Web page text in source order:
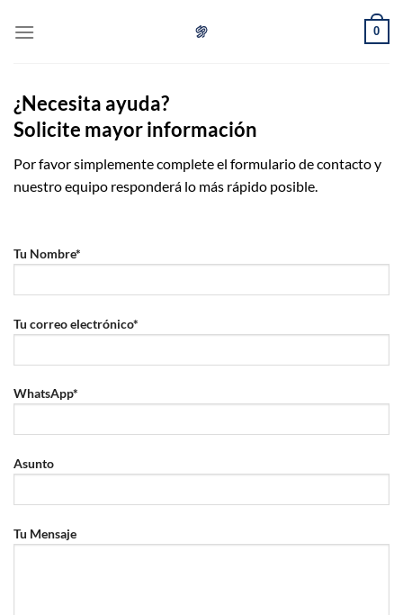
0
¿Necesita ayuda?
Solicite mayor información
Por favor simplemente complete el formulario de contacto y
nuestro equipo responderá lo más rápido posible.
Tu Nombre*
Tu correo electrónico*
WhatsApp*
Asunto
Tu Mensaje